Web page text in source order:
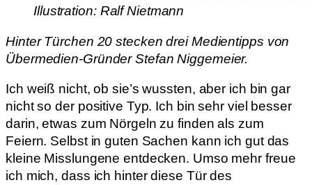
Illustration: Ralf Nietmann
Hinter Türchen 20 stecken drei Medientipps von
Übermedien-Gründer Stefan Niggemeier.
Ich weiß nicht, ob sie’s wussten, aber ich bin gar
nicht so der positive Typ. Ich bin sehr viel besser
darin, etwas zum Nörgeln zu finden als zum
Feiern. Selbst in guten Sachen kann ich gut das
kleine Misslungene entdecken. Umso mehr freue
ich mich, dass ich hinter diese Tür des